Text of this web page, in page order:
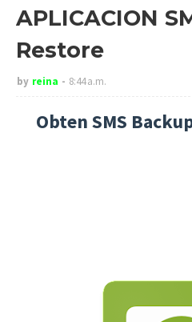
APLICACION
Restore
by reina 8:44 a.m.
Obten SMS